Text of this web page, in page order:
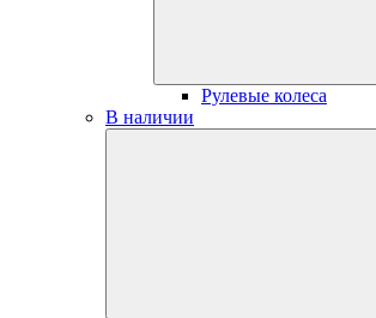
Рулевые колеса
В наличии